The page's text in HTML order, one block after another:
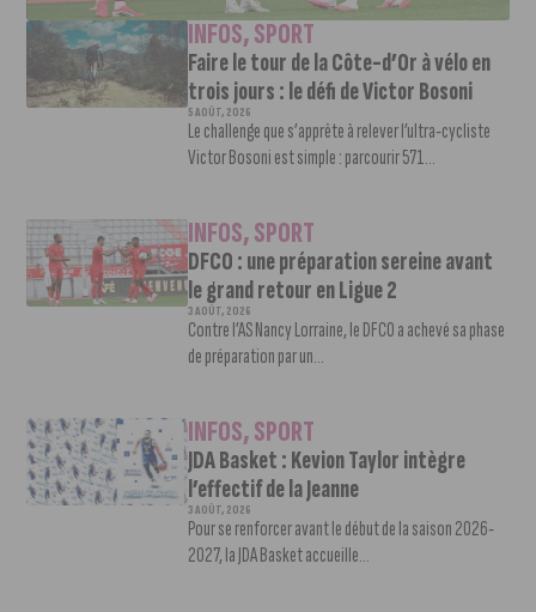
INFOS,SPORT
Faire le tour de la Côte-d’Or à vélo en
trois jours : le défi de Victor Bosoni
5 AOÛT, 2026
Le challenge que s’apprête à relever l’ultra-cycliste
Victor Bosoni est simple : parcourir 571...
INFOS,SPORT
DFCO : une préparation sereine avant
le grand retour en Ligue 2
3 AOÛT, 2026
Contre l’AS Nancy Lorraine, le DFCO a achevé sa phase
de préparation par un...
INFOS,SPORT
JDA Basket : Kevion Taylor intègre
l’effectif de la Jeanne
3 AOÛT, 2026
Pour se renforcer avant le début de la saison 2026-
2027, la JDA Basket accueille...